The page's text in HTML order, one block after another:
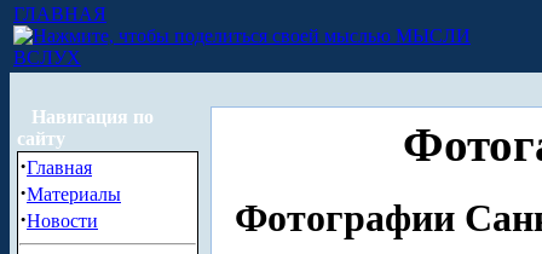
ГЛАВНАЯ
МЫСЛИ
ВСЛУХ
Навигация по
сайту
·Главная
·Материалы
·Новости Фотографии